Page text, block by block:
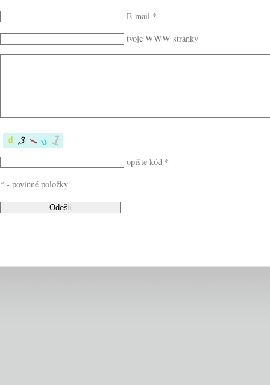
E-mail *
tvoje WWW stránky
opište kód *
* - povinné položky